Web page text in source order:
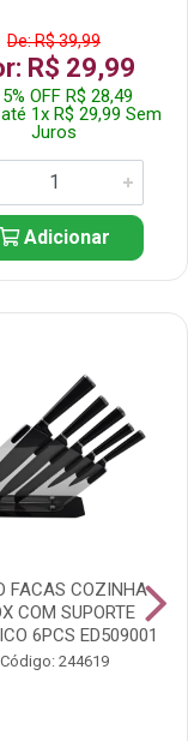
De: R$ 39,99
R$ 29,99
OFF R$ 28,49
1x R$ 29,99 Sem
Juros
Adicionar
FACAS COZINHA
COM SUPORTE
6PCS ED509001
Código: 244619